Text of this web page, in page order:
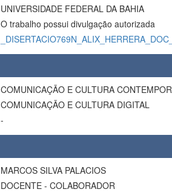
UNIVERSIDADE FEDERAL DA BAHIA
O trabalho possui divulgação autorizada
COMUNICAÇÃO E CULTURA
COMUNICAÇÃO E CULTURA DIGITAL
-
MARCOS SILVA PALACIOS
DOCENTE - COLABORADOR